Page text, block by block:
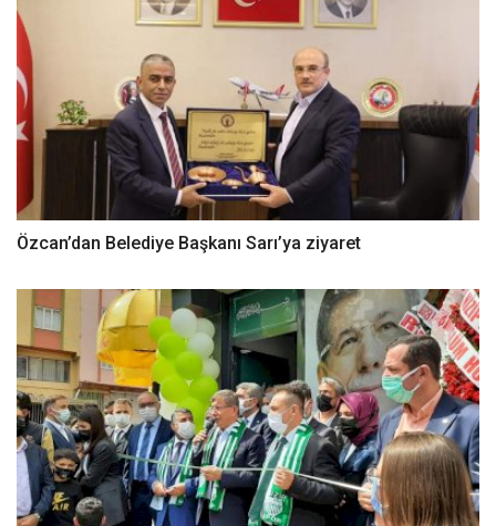
Özcan’dan Belediye Başkanı Sarı’ya ziyaret